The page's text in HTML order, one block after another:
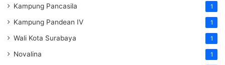
Kampung Pancasila 1
Kampung Pandean IV 1
Wali Kota Surabaya 1
Novalina 1